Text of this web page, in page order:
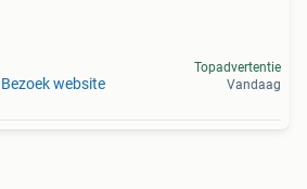
Bezoek website
Topadvertentie
Vandaag